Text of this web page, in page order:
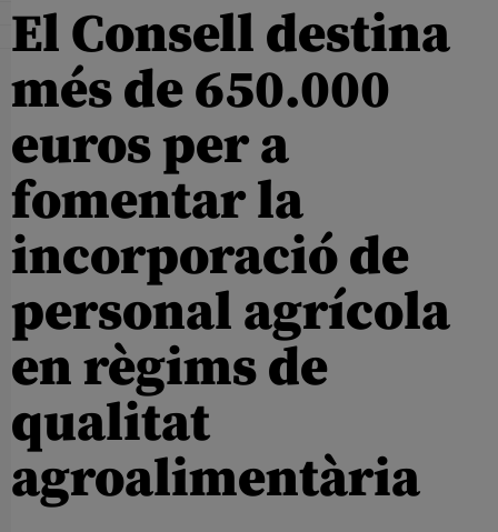
El Consell destina
més de 650.000
euros per a
fomentar la
incorporació de
personal agrícola
en règims de
qualitat
agroalimentària